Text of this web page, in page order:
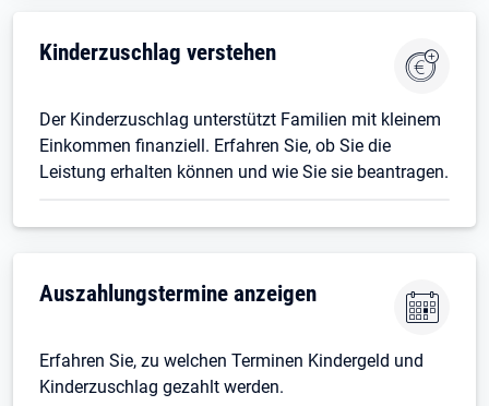
Kinderzuschlag verstehen
Der Kinderzuschlag unterstützt Familien mit kleinem
Einkommen finanziell. Erfahren Sie, ob Sie die
Leistung erhalten können und wie Sie sie beantragen.
Auszahlungstermine anzeigen
Erfahren Sie, zu welchen Terminen Kindergeld und
Kinderzuschlag gezahlt werden.